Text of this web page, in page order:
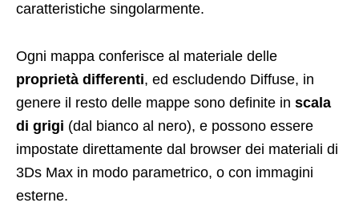
caratteristiche singolarmente.
Ogni mappa conferisce al materiale delle
proprietà differenti, ed escludendo Diffuse, in
genere il resto delle mappe sono definite in scala
di grigi (dal bianco al nero), e possono essere
impostate direttamente dal browser dei materiali di
3Ds Max in modo parametrico, o con immagini
esterne.